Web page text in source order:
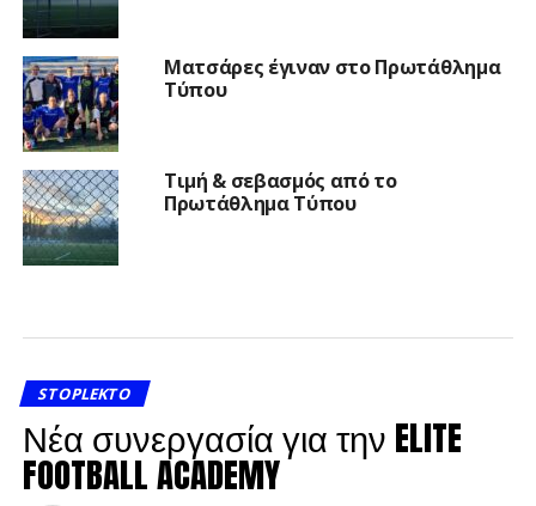
Ματσάρες έγιναν στο Πρωτάθλημα
Τύπου
Τιμή & σεβασμός από το
Πρωτάθλημα Τύπου
STOPLEKTO
Νέα συνεργασία για την ELITE
FOOTBALL ACADEMY